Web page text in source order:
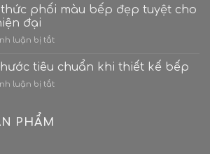
cây
đình?
Ý
biến
thượng
tông
phối màu bếp đẹp tuyệt cho
đại
luận bị tắtở
công
phối
tiêu chuẩn khi thiết kế bếp
luận bị tắtở
PHẨM